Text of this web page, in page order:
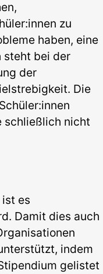
zu
haben, eine
steht bei der
der
Die
schließlich nicht
es
Damit dies auch
indem
gelistet